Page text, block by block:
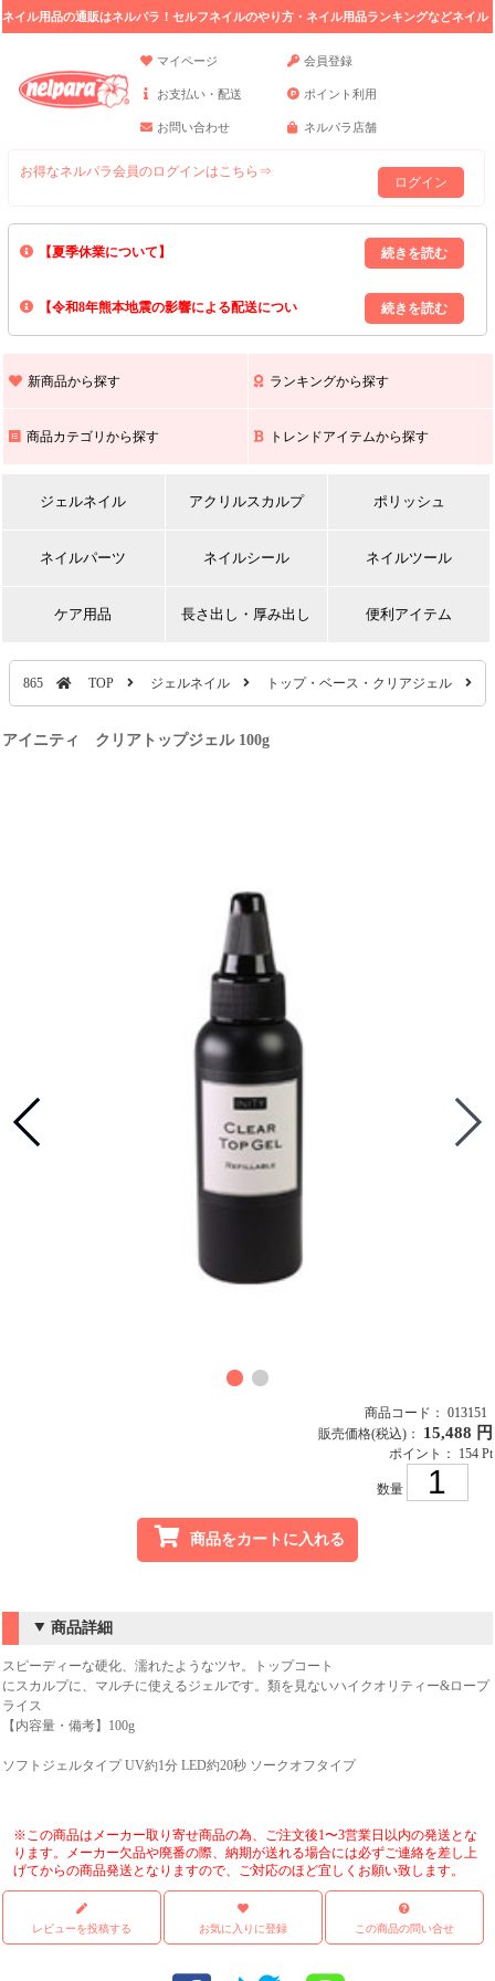
ネイル用品の通販はネルパラ！セルフネイルのやり方・ネイル用品ランキングなどネイル
マイページ
会員登録
お支払い・配送 ポイント利用
お問い合わせ ネルパラ店舗
お得なネルパラ会員のログインはこちら⇒
ログイン
【夏季休業について】
8/13(木)～8/16(日)の間｢出荷業務・お問い合わせ業務｣はお休みいたしま
上記期間中のご注文・お問い合わせは8/17(月)以降の対応となりますので
【令和8年熊本地震の影響による配送につい
また､ 九州全域でお荷物のお届けに遅延が生じております｡
新商品から探す ランキングから探す
商品カテゴリから探す トレンドアイテムから探す
ジェルネイル アクリルスカルプ ポリッシュ
ネイルパーツ ネイルシール ネイルツール
ケア用品 長さ出し・厚み出し 便利アイテム
865 TOP ジェルネイル トップ・ベース・クリアジェル
アイニティ クリアトップジェル 100g
商品コード： 013151
販売価格(税込)： 15,488 円
ポイント： 154 Pt
数量
商品をカートに入れる
商品詳細
スピーディーな硬化、濡れたようなツヤ。トップコート
にスカルプに、マルチに使えるジェルです。類を見ないハイクオリティー&ロープ
ライス
【内容量・備考】100g
ソフトジェルタイプ UV約1分 LED約20秒 ソークオフタイプ
※この商品はメーカー取り寄せ商品の為、ご注文後1〜3営業日以内の発送とな
ります。メーカー欠品や廃番の際、納期が送れる場合には必ずご連絡を差し上
げてからの商品発送となりますので、ご対応のほど宜しくお願い致します。
レビューを投稿する お気に入りに登録 この商品の問い合せ